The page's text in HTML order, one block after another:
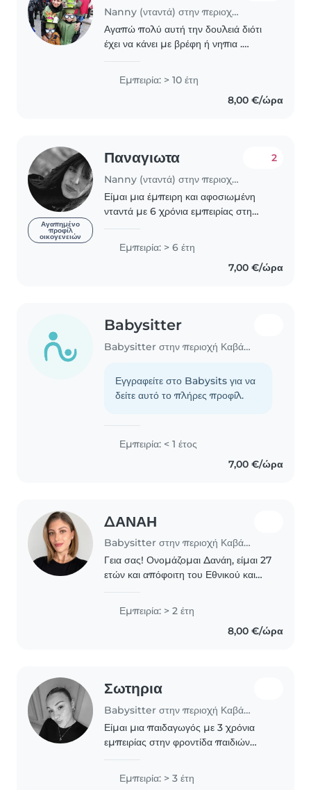
Nanny (νταντά) στην περιοχή Καβάλα
Αγαπώ πολύ αυτή την δουλειά διότι
έχει να κάνει με βρέφη ή νηπια .
το διάβασμα τους .Έχω εμπειρία και
Εμπειρία: > 10 έτη
8,00 €/ώρα
Αγαπημένο
προφίλ
οικογενειών
Παναγιωτα
Nanny (νταντά) στην περιοχή Καβάλα
2
Είμαι μια έμπειρη και αφοσιωμένη
νταντά με 6 χρόνια εμπειρίας στη
και φιλικό περιβάλλον, όπου τα παιδιά
Εμπειρία: > 6 έτη
7,00 €/ώρα
Babysitter
Babysitter στην περιοχή Καβάλα
Εγγραφείτε στο Babysits για να
δείτε αυτό το πλήρες προφίλ.
Εμπειρία: < 1 έτος
7,00 €/ώρα
ΔΑΝΑΗ
Babysitter στην περιοχή Καβάλα
Γεια σας! Ονομάζομαι Δανάη, είμαι 27
ετών και απόφοιτη του Εθνικού και
τη Διοίκηση Επιχειρήσεων. Διαθέτω
Εμπειρία: > 2 έτη
8,00 €/ώρα
Σωτηρια
Babysitter στην περιοχή Καβάλα
Είμαι μια παιδαγωγός με 3 χρόνια
εμπειρίας στην φροντίδα παιδιών
εκπαίδευση μου στο ΙΕΚ
Εμπειρία: > 3 έτη